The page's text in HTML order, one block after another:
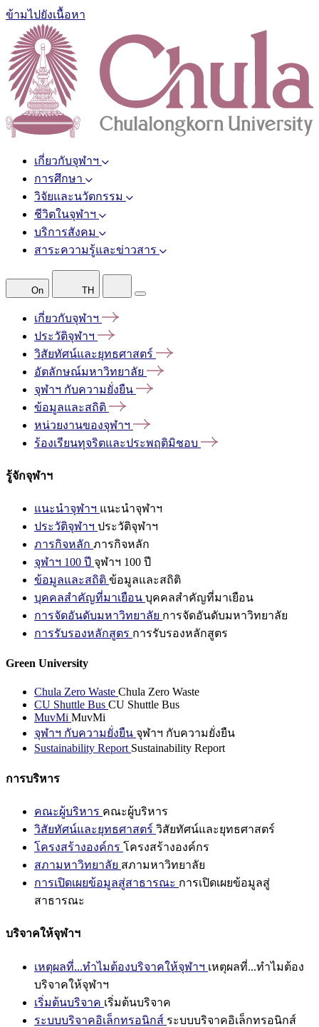
ข้ามไปยังเนื้อหา
เกี่ยวกับจุฬาฯ
การศึกษา
วิจัยและนวัตกรรม
ชีวิตในจุฬาฯ
บริการสังคม
สาระความรู้และข่าวสาร
On TH
เกี่ยวกับจุฬาฯ
ประวัติจุฬาฯ
วิสัยทัศน์และยุทธศาสตร์
อัตลักษณ์มหาวิทยาลัย
จุฬาฯ กับความยั่งยืน
ข้อมูลและสถิติ
หน่วยงานของจุฬาฯ
ร้องเรียนทุจริตและประพฤติมิชอบ
รู้จักจุฬาฯ
แนะนำจุฬาฯ แนะนำจุฬาฯ
ประวัติจุฬาฯ ประวัติจุฬาฯ
ภารกิจหลัก ภารกิจหลัก
จุฬาฯ 100 ปี จุฬาฯ 100 ปี
ข้อมูลและสถิติ ข้อมูลและสถิติ
บุคคลสำคัญที่มาเยือน บุคคลสำคัญที่มาเยือน
การจัดอันดับมหาวิทยาลัย การจัดอันดับมหาวิทยาลัย
การรับรองหลักสูตร การรับรองหลักสูตร
Green University
Chula Zero Waste Chula Zero Waste
CU Shuttle Bus CU Shuttle Bus
MuvMi MuvMi
จุฬาฯ กับความยั่งยืน จุฬาฯ กับความยั่งยืน
Sustainability Report Sustainability Report
การบริหาร
คณะผู้บริหาร คณะผู้บริหาร
วิสัยทัศน์และยุทธศาสตร์ วิสัยทัศน์และยุทธศาสตร์
โครงสร้างองค์กร โครงสร้างองค์กร
สภามหาวิทยาลัย สภามหาวิทยาลัย
การเปิดเผยข้อมูลสู่สาธารณะ การเปิดเผยข้อมูลสู่
สาธารณะ
บริจาคให้จุฬาฯ
เหตุผลที่...ทำไมต้องบริจาคให้จุฬาฯ เหตุผลที่...ทำไมต้อง
บริจาคให้จุฬาฯ
เริ่มต้นบริจาค เริ่มต้นบริจาค
ระบบบริจาคอิเล็กทรอนิกส์ ระบบบริจาคอิเล็กทรอนิกส์